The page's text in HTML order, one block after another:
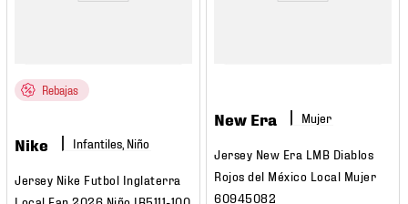
Rebajas
Nike Infantiles, Niño
Jersey Nike Futbol Inglaterra
New Era Mujer
Jersey New Era LMB Diablos
Rojos del México Local Mujer
60945082